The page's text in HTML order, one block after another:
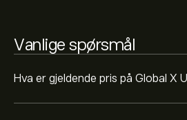
Vanlige spørsmål
Hva er gjeldende pris på Global X